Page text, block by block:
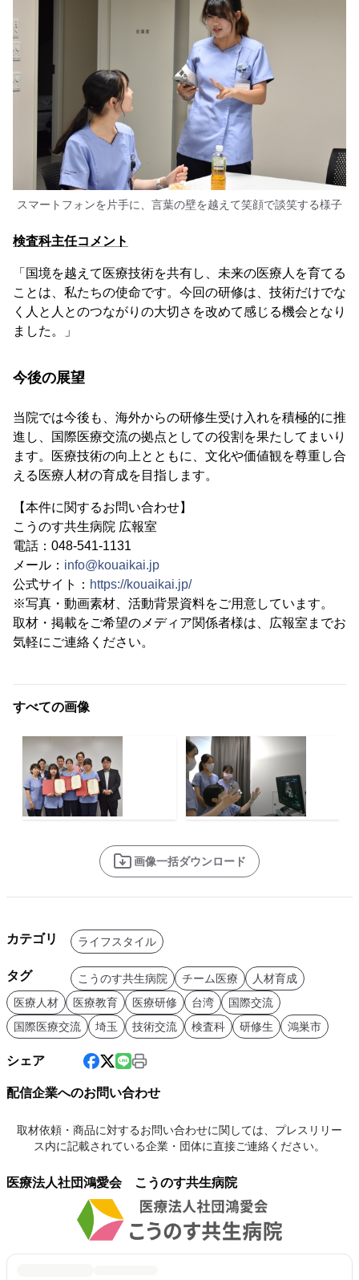
スマートフォンを片手に、言葉の壁を越えて笑顔で談笑する様子
検査科主任コメント
「国境を越えて医療技術を共有し、未来の医療人を育てる
ことは、私たちの使命です。今回の研修は、技術だけでな
く人と人とのつながりの大切さを改めて感じる機会となり
ました。」
今後の展望
当院では今後も、海外からの研修生受け入れを積極的に推
進し、国際医療交流の拠点としての役割を果たしてまいり
ます。医療技術の向上とともに、文化や価値観を尊重し合
える医療人材の育成を目指します。
【本件に関するお問い合わせ】
こうのす共生病院 広報室
電話：048-541-1131
メール： info@kouaikai.jp
公式サイト： https://kouaikai.jp/
※写真・動画素材、活動背景資料をご用意しています。
取材・掲載をご希望のメディア関係者様は、広報室までお
気軽にご連絡ください。
すべての画像
画像一括ダウンロード
カテゴリ ライフスタイル
タグ こうのす共生病院 チーム医療
人材育成
医療人材
医療教育 医療研修 台湾
国際交流
国際医療交流
埼玉 技術交流 検査科 研修生 鴻巣市
シェア
配信企業へのお問い合わせ
取材依頼・商品に対するお問い合わせに関しては、プレスリリー
ス内に記載されている企業・団体に直接ご連絡ください。
医療法人社団鴻愛会 こうのす共生病院